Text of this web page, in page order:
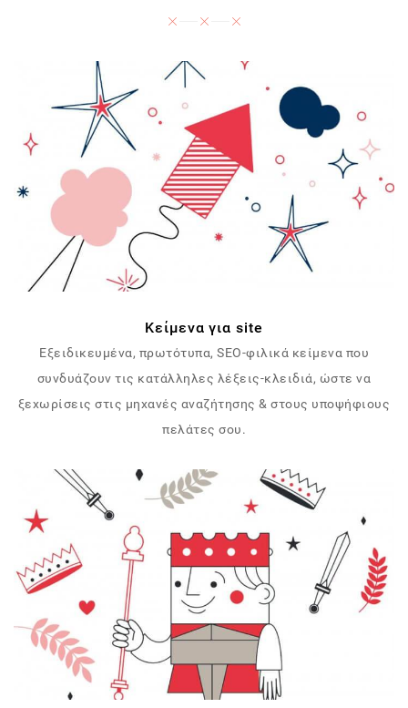
Κείμενα για site
Εξειδικευμένα, πρωτότυπα, SEO-φιλικά κείμενα που
συνδυάζουν τις κατάλληλες λέξεις-κλειδιά, ώστε να
ξεχωρίσεις στις μηχανές αναζήτησης & στους υποψήφιους
πελάτες σου.